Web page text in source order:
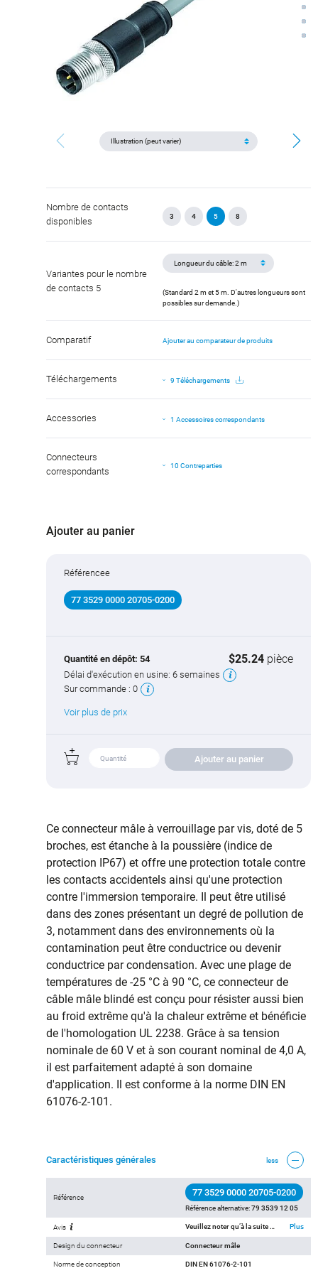
Nombre de contacts
disponibles
3 4 5 8
Variantes pour le nombre
de contacts 5
(Standard 2 m et 5 m. D'autres longueurs sont
possibles sur demande.)
Comparatif Ajouter au comparateur de produits
Téléchargements 9 Téléchargements
Accessories 1 Accessoires correspondants
Connecteurs
correspondants
10 Contreparties
Ajouter au panier
Référencee
77 3529 0000 20705-0200
Quantité en dépôt: 54 $25.24 pièce
Délai d'exécution en usine: 6 semaines
Sur commande : 0
Voir plus de prix
Ajouter au panier
Ce connecteur mâle à verrouillage par vis, doté de 5
broches, est étanche à la poussière (indice de
protection IP67) et offre une protection totale contre
les contacts accidentels ainsi qu'une protection
contre l'immersion temporaire. Il peut être utilisé
dans des zones présentant un degré de pollution de
3, notamment dans des environnements où la
contamination peut être conductrice ou devenir
conductrice par condensation. Avec une plage de
températures de -25 °C à 90 °C, ce connecteur de
câble mâle blindé est conçu pour résister aussi bien
au froid extrême qu'à la chaleur extrême et bénéficie
de l'homologation UL 2238. Grâce à sa tension
nominale de 60 V et à son courant nominal de 4,0 A,
il est parfaitement adapté à son domaine
d'application. Il est conforme à la norme DIN EN
61076-2-101.
Caractéristiques générales less
Référence 77 3529 0000 20705-0200
Référence alternative:79 3539 12 05
Avis Veuillez noter qu’à la suite du passage de l’ancien au nouveau numéro de commande, des écarts sont possibles dans les spécifications techniques. Pour des informations détaillées sur le produit, veuillez utiliser l’option « Contacter le service client » en haut à droite. Plus
Design du connecteur Connecteur mâle
Norme de conception DIN EN 61076-2-101